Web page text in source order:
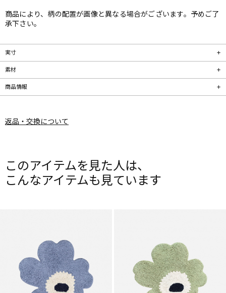
商品により、柄の配置が画像と異なる場合がございます。予めご了
承下さい。
実寸
素材
商品情報
返品・交換について
このアイテムを見た人は、
こんなアイテムも見ています